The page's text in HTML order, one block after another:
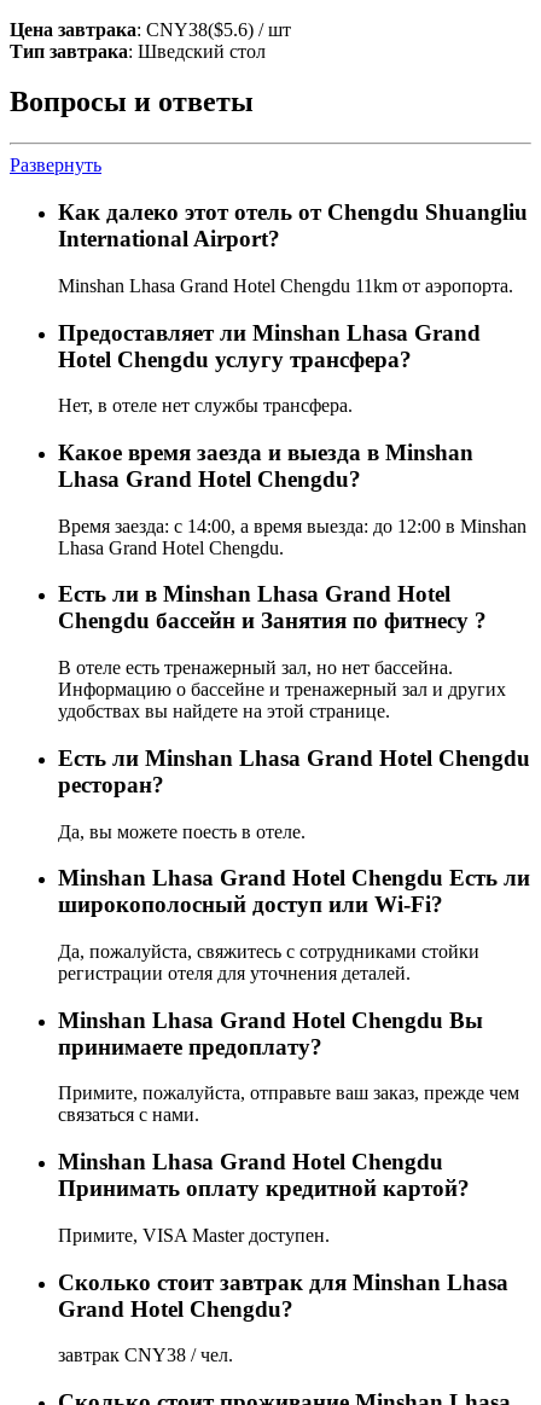
Цена завтрака: CNY38($5.6) / шт
Тип завтрака: Шведский стол
Вопросы и ответы
Развернуть
Как далеко этот отель от Chengdu Shuangliu
International Airport?
Minshan Lhasa Grand Hotel Chengdu 11km от аэропорта.
Предоставляет ли Minshan Lhasa Grand
Hotel Chengdu услугу трансфера?
Нет, в отеле нет службы трансфера.
Какое время заезда и выезда в Minshan
Lhasa Grand Hotel Chengdu?
Время заезда: с 14:00, а время выезда: до 12:00 в Minshan
Lhasa Grand Hotel Chengdu.
Есть ли в Minshan Lhasa Grand Hotel
Chengdu бассейн и Занятия по фитнесу ?
В отеле есть тренажерный зал, но нет бассейна.
Информацию о бассейне и тренажерный зал и других
удобствах вы найдете на этой странице.
Eсть ли Minshan Lhasa Grand Hotel Chengdu
ресторан?
Да, вы можете поесть в отеле.
Minshan Lhasa Grand Hotel Chengdu Есть ли
широкополосный доступ или Wi-Fi?
Да, пожалуйста, свяжитесь с сотрудниками стойки
регистрации отеля для уточнения деталей.
Minshan Lhasa Grand Hotel Chengdu Вы
принимаете предоплату?
Примите, пожалуйста, отправьте ваш заказ, прежде чем
связаться с нами.
Minshan Lhasa Grand Hotel Chengdu
Принимать оплату кредитной картой?
Примите, VISA Master доступен.
Сколько стоит завтрак для Minshan Lhasa
Grand Hotel Chengdu?
завтрак CNY38 / чел.